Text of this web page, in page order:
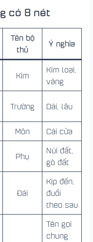
có 8 nét
Tên bộ
thủ
Ý nghĩa
Kim
Kim loại,
vàng
Trường Dài, lâu
Môn Cái cửa
Phụ
Núi đất,
gò đất
Đãi
Kịp đến,
đuổi
theo sau
Tên gọi
chung